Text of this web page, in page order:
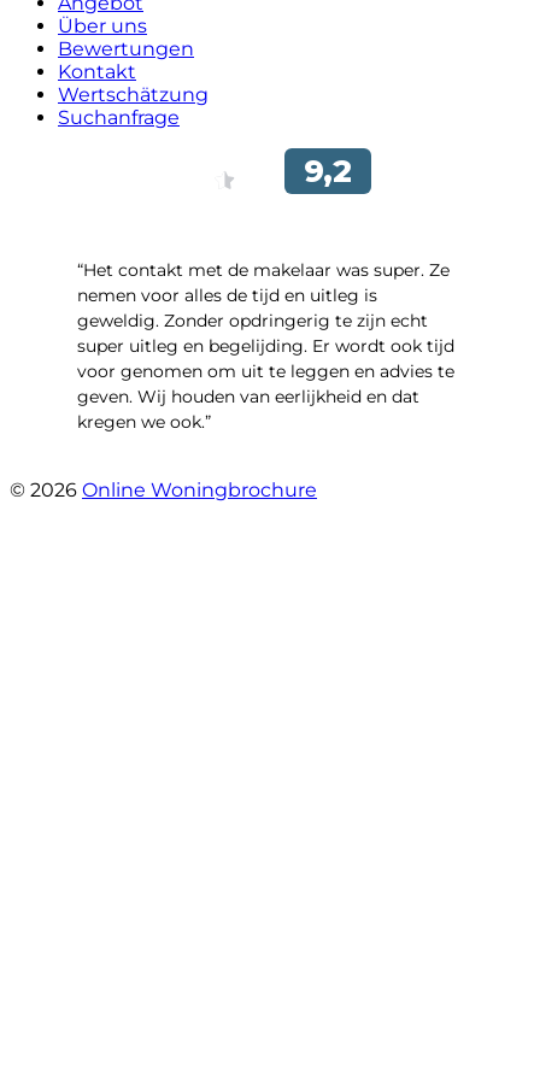
Über uns
Bewertungen
Kontakt
Wertschätzung
Suchanfrage
“Het contakt met de makelaar was super. Ze
nemen voor alles de tijd en uitleg is
geweldig. Zonder opdringerig te zijn echt
super uitleg en begelijding. Er wordt ook tijd
voor genomen om uit te leggen en advies te
geven. Wij houden van eerlijkheid en dat
kregen we ook.”
© 2026 Online Woningbrochure